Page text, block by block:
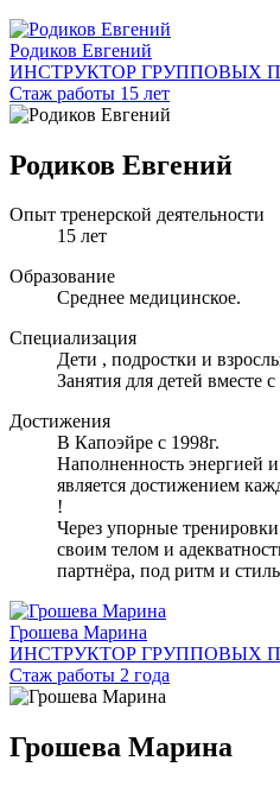
Родиков Евгений
ИНСТРУКТОР ГРУППОВЫХ
Стаж работы 15 лет
Родиков Евгений
Опыт тренерской деятельности
15 лет
Образование
Среднее медицинское.
Специализация
Дети , подростки и
Занятия для детей вместе
Достижения
В Капоэйре с 1998г.
Наполненность энергией
является достижением
!
Через упорные
своим телом и
партнёра, под ритм и
Грошева Марина
ИНСТРУКТОР ГРУППОВЫХ
Стаж работы 2 года
Грошева Марина